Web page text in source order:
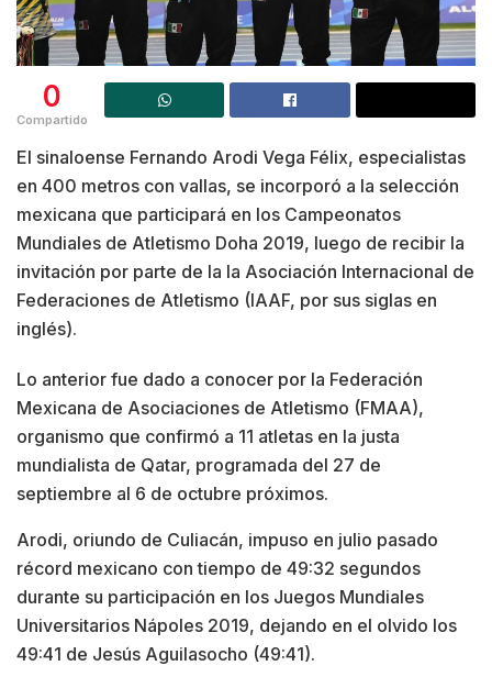
0
Compartido
El sinaloense Fernando Arodi Vega Félix, especialistas
en 400 metros con vallas, se incorporó a la selección
mexicana que participará en los Campeonatos
Mundiales de Atletismo Doha 2019, luego de recibir la
invitación por parte de la la Asociación Internacional de
Federaciones de Atletismo (IAAF, por sus siglas en
inglés).
Lo anterior fue dado a conocer por la Federación
Mexicana de Asociaciones de Atletismo (FMAA),
organismo que confirmó a 11 atletas en la justa
mundialista de Qatar, programada del 27 de
septiembre al 6 de octubre próximos.
Arodi, oriundo de Culiacán, impuso en julio pasado
récord mexicano con tiempo de 49:32 segundos
durante su participación en los Juegos Mundiales
Universitarios Nápoles 2019, dejando en el olvido los
49:41 de Jesús Aguilasocho (49:41).